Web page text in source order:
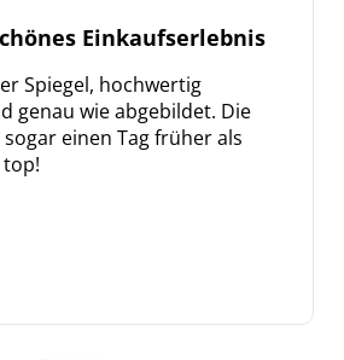
Einkaufserlebnis
Spiegel, hochwertig
genau wie abgebildet. Die
einen Tag früher als